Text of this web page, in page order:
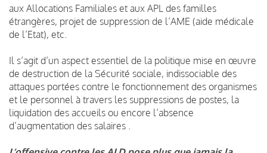
aux Allocations Familiales et aux APL des familles
étrangères, projet de suppression de l’AME (aide médicale
de l’Etat), etc.
Il s’agit d’un aspect essentiel de la politique mise en œuvre
de destruction de la Sécurité sociale, indissociable des
attaques portées contre le fonctionnement des organismes
et le personnel à travers les suppressions de postes, la
liquidation des accueils ou encore l’absence
d’augmentation des salaires .